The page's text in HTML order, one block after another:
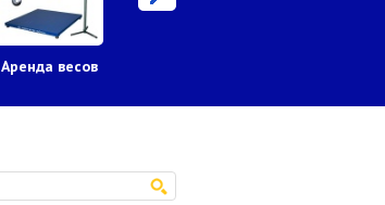
Аренда весов